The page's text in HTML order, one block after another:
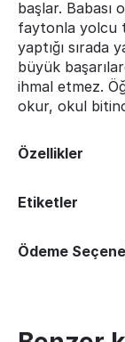
başlar. Babası
faytonla yolcu
yaptığı sırada
büyük
ihmal etmez.
okur, okul
Özellikler
Etiketler
Ödeme